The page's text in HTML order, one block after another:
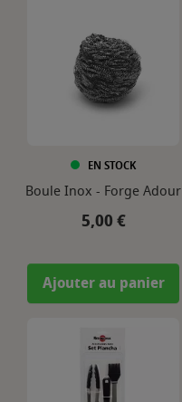
EN STOCK
Boule Inox - Forge Adour
Prix
5,00 €
Ajouter au panier